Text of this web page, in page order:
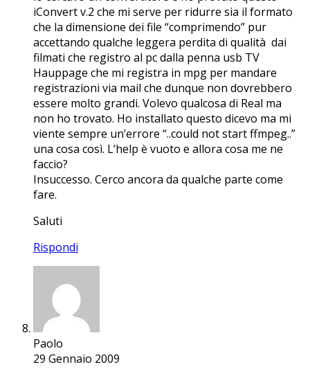
iConvert v.2 che mi serve per ridurre sia il formato
che la dimensione dei file “comprimendo” pur
accettando qualche leggera perdita di qualità dai
filmati che registro al pc dalla penna usb TV
Hauppage che mi registra in mpg per mandare
registrazioni via mail che dunque non dovrebbero
essere molto grandi. Volevo qualcosa di Real ma
non ho trovato. Ho installato questo dicevo ma mi
viente sempre un’errore “..could not start ffmpeg..”
una cosa così. L’help è vuoto e allora cosa me ne
faccio?
Insuccesso. Cerco ancora da qualche parte come
fare.
Saluti
Rispondi
Paolo
29 Gennaio 2009